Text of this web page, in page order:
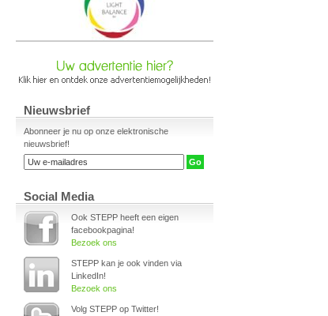
Nieuwsbrief
Abonneer je nu op onze elektronische
nieuwsbrief!
Social Media
Ook STEPP heeft een eigen
facebookpagina!
Bezoek ons
STEPP kan je ook vinden via
LinkedIn!
Bezoek ons
Volg STEPP op Twitter!